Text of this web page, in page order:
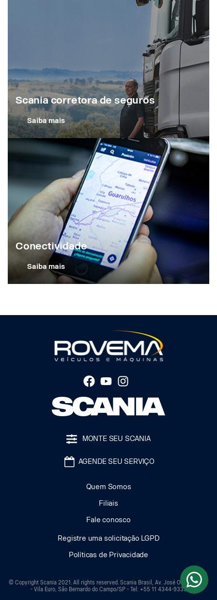
Scania corretora de seguros
Saiba mais
Conectividade
Saiba mais
MONTE SEU SCANIA
AGENDE SEU SERVIÇO
Quem Somos
Filiais
Fale conosco
Registre uma solicitação LGPD
Políticas de Privacidade
© Copyright Scania 2021. All rights reserved. Scania Brasil, Av. José Odorizzi, 151
- Vila Euro, São Bernardo do Campo/SP - Tel: +55 11 4344-9333